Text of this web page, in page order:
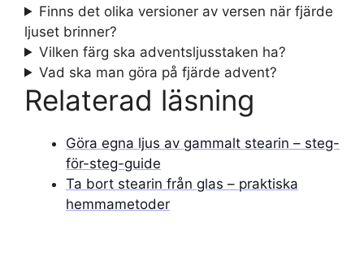
Finns det olika versioner av versen när fjärde
ljuset brinner?
Vilken färg ska adventsljusstaken ha?
Vad ska man göra på fjärde advent?
Relaterad läsning
Göra egna ljus av gammalt stearin – steg-
för-steg-guide
Ta bort stearin från glas – praktiska
hemmametoder